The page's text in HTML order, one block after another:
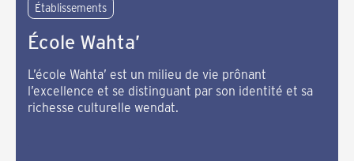
Établissements
École Wahta’
L’école Wahta’ est un milieu de vie prônant
l’excellence et se distinguant par son identité et sa
richesse culturelle wendat.